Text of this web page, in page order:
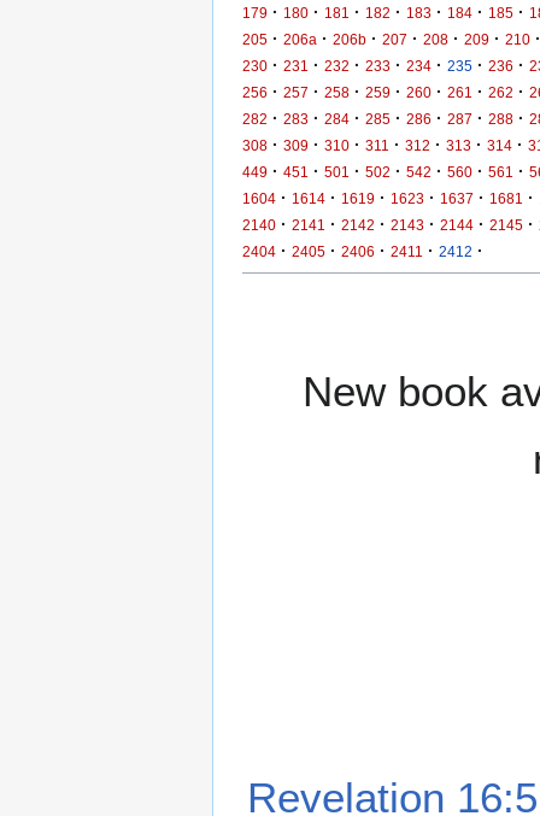
179 · 180 · 181 · 182 · 183 · 184 · 185 ·
205 · 206a · 206b · 207 · 208 · 209 · 210 ·
230 · 231 · 232 · 233 · 234 · 235 · 236 ·
256 · 257 · 258 · 259 · 260 · 261 · 262 ·
282 · 283 · 284 · 285 · 286 · 287 · 288 ·
308 · 309 · 310 · 311 · 312 · 313 · 314 ·
449 · 451 · 501 · 502 · 542 · 560 · 561 ·
1604 · 1614 · 1619 · 1623 · 1637 · 1681 ·
2140 · 2141 · 2142 · 2143 · 2144 · 2145 ·
2404 · 2405 · 2406 · 2411 · 2412 ·
New book
Revelation